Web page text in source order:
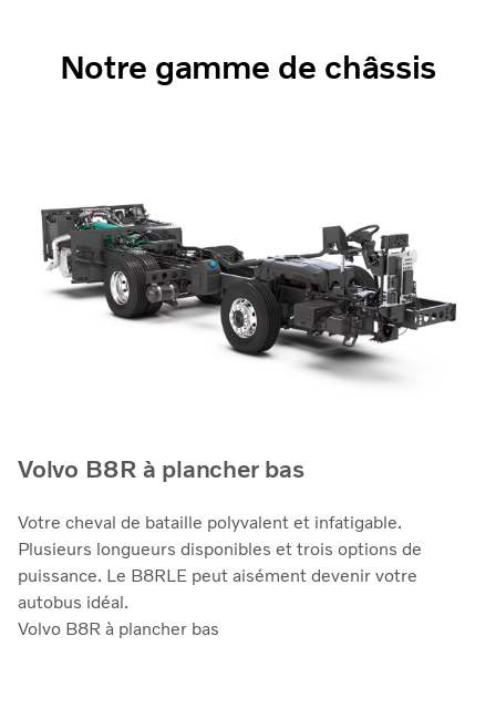
Notre gamme de châssis
Volvo B8R à plancher bas
Votre cheval de bataille polyvalent et infatigable.
Plusieurs longueurs disponibles et trois options de
puissance. Le B8RLE peut aisément devenir votre
autobus idéal.
Volvo B8R à plancher bas